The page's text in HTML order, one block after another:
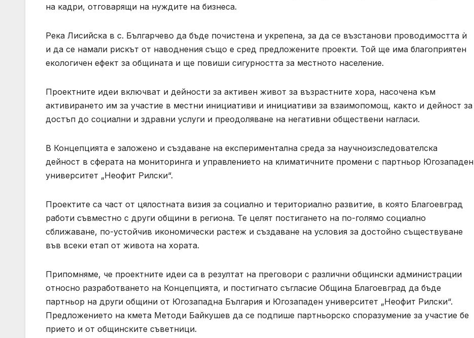
на кадри, отговарящи на нуждите на бизнеса.
Река Лисийска в с. Българчево да бъде почистена и укрепена, за да се възстанови проводимостта ѝ
и да се намали рискът от наводнения също е сред предложените проекти. Той ще има благоприятен
екологичен ефект за общината и ще повиши сигурността за местното население.
Проектните идеи включват и дейности за активен живот за възрастните хора, насочена към
активирането им за участие в местни инициативи и инициативи за взаимопомощ, както и дейност за
достъп до социални и здравни услуги и преодоляване на негативни обществени нагласи.
В Концепцията е заложено и създаване на експериментална среда за научноизследователска
дейност в сферата на мониторинга и управлението на климатичните промени с партньор Югозападен
университет „Неофит Рилски“.
Проектите са част от цялостната визия за социално и териториално развитие, в която Благоевград
работи съвместно с други общини в региона. Те целят постигането на по-голямо социално
сближаване, по-устойчив икономически растеж и създаване на условия за достойно съществуване
във всеки етап от живота на хората.
Припомняме, че проектните идеи са в резултат на преговори с различни общински администрации
относно разработването на Концепцията, и постигнато съгласие Община Благоевград да бъде
партньор на други общини от Югозападна България и Югозападен университет „Неофит Рилски“.
Предложението на кмета Методи Байкушев да се подпише партньорско споразумение за участие бе
прието и от общинските съветници.